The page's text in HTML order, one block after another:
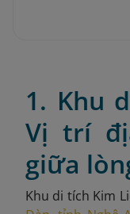
1. Khu
Vị trí
giữa
Khu di tích Kim